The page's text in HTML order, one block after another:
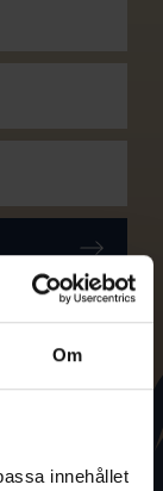
Om
innehållet